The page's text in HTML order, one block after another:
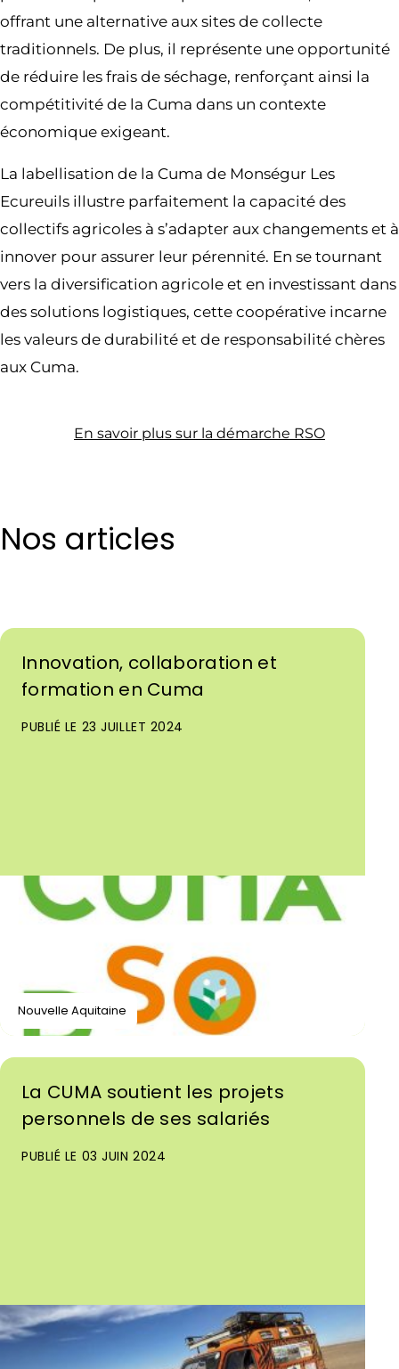
offrant une alternative aux sites de collecte
traditionnels. De plus, il représente une opportunité
de réduire les frais de séchage, renforçant ainsi la
compétitivité de la Cuma dans un contexte
économique exigeant.
La labellisation de la Cuma de Monségur Les
Ecureuils illustre parfaitement la capacité des
collectifs agricoles à s’adapter aux changements et à
innover pour assurer leur pérennité. En se tournant
vers la diversification agricole et en investissant dans
des solutions logistiques, cette coopérative incarne
les valeurs de durabilité et de responsabilité chères
aux Cuma.
En savoir plus sur la démarche RSO
Nos articles
Innovation, collaboration et
formation en Cuma
PUBLIÉ LE 23 JUILLET 2024
Nouvelle Aquitaine
La CUMA soutient les projets
personnels de ses salariés
PUBLIÉ LE 03 JUIN 2024